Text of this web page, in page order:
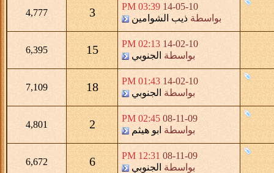
14-05-10
03:39 PM
بواسطة ذيب الشوامين 3
4,777
14-02-10
02:13 PM
بواسطة الجنوبي 15
6,395
14-02-10
01:43 PM
بواسطة الجنوبي 18
7,109
08-11-09
02:45 PM
بواسطة ابو هيثم 2
4,801
08-11-09
12:31 PM
بواسطة الجنوبي 6
6,672